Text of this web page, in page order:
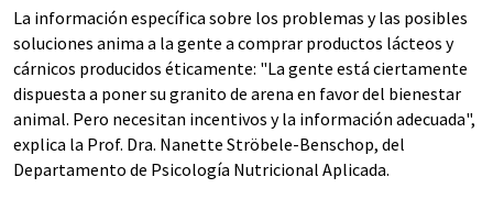
La información específica sobre los problemas y las posibles
soluciones anima a la gente a comprar productos lácteos y
cárnicos producidos éticamente: "La gente está ciertamente
dispuesta a poner su granito de arena en favor del bienestar
animal. Pero necesitan incentivos y la información adecuada",
explica la Prof. Dra. Nanette Ströbele-Benschop, del
Departamento de Psicología Nutricional Aplicada.